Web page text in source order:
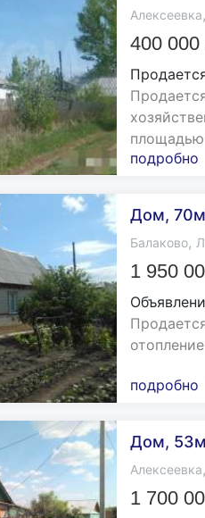
Алексеевка,
400 000
площадью
подробно
Дом,
Балаково,
1 950
подробно
Дом,
Алексеевка,
1 700